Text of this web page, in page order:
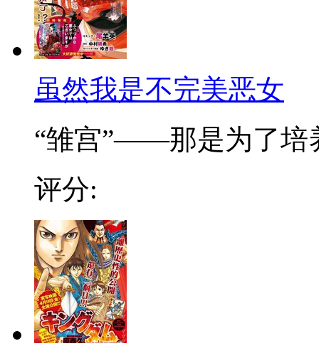
虽然我是不完美恶女
“雏宫”——那是为了培
评分: